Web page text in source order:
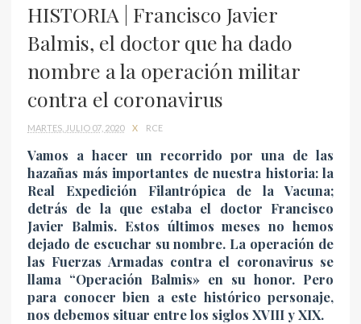
HISTORIA | Francisco Javier
Balmis, el doctor que ha dado
nombre a la operación militar
contra el coronavirus
MARTES, JULIO 07, 2020 X RCE
Vamos a hacer un recorrido por una de las
hazañas más importantes de nuestra historia: la
Real Expedición Filantrópica de la Vacuna;
detrás de la que estaba el doctor Francisco
Javier Balmis. Estos últimos meses no hemos
dejado de escuchar su nombre. La operación de
las Fuerzas Armadas contra el coronavirus se
llama “Operación Balmis» en su honor. Pero
para conocer bien a este histórico personaje,
nos debemos situar entre los siglos XVIII y XIX.